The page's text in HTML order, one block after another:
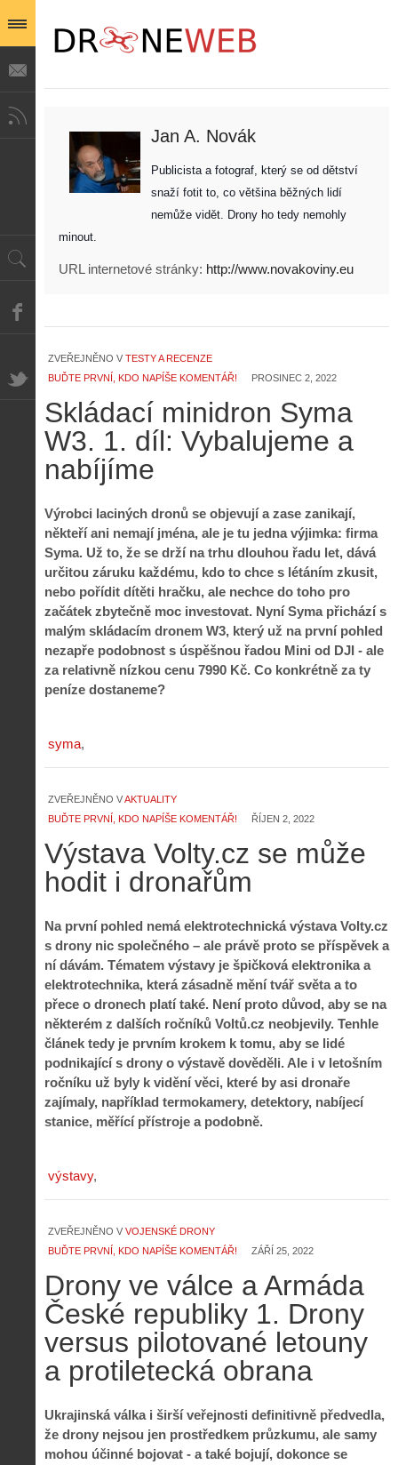
Jan A. Novák
Publicista a fotograf, který se od dětství
snaží fotit to, co většina běžných lidí
nemůže vidět. Drony ho tedy nemohly
minout.
URL internetové stránky: http://www.novakoviny.eu
ZVEŘEJNĚNO V TESTY A RECENZE
BUĎTE PRVNÍ, KDO NAPÍŠE KOMENTÁŘ!
PROSINEC 2, 2022
Skládací minidron Syma
W3. 1. díl: Vybalujeme a
nabíjíme
Výrobci laciných dronů se objevují a zase zanikají,
někteří ani nemají jména, ale je tu jedna výjimka: firma
Syma. Už to, že se drží na trhu dlouhou řadu let, dává
určitou záruku každému, kdo to chce s létáním zkusit,
nebo pořídit dítěti hračku, ale nechce do toho pro
začátek zbytečně moc investovat. Nyní Syma přichází s
malým skládacím dronem W3, který už na první pohled
nezapře podobnost s úspěšnou řadou Mini od DJI - ale
za relativně nízkou cenu 7990 Kč. Co konkrétně za ty
peníze dostaneme?
syma
ZVEŘEJNĚNO VAKTUALITY
BUĎTE PRVNÍ, KDO NAPÍŠE KOMENTÁŘ!
ŘÍJEN 2, 2022
Výstava Volty.cz se může
hodit i dronařům
Na první pohled nemá elektrotechnická výstava Volty.cz
s drony nic společného – ale právě proto se příspěvek a
ní dávám. Tématem výstavy je špičková elektronika a
elektrotechnika, která zásadně mění tvář světa a to
přece o dronech platí také. Není proto důvod, aby se na
některém z dalších ročníků Voltů.cz neobjevily. Tenhle
článek tedy je prvním krokem k tomu, aby se lidé
podnikající s drony o výstavě dověděli. Ale i v letošním
ročníku už byly k vidění věci, které by asi dronaře
zajímaly, například termokamery, detektory, nabíjecí
stanice, měřící přístroje a podobně.
výstavy
ZVEŘEJNĚNO V VOJENSKÉ DRONY
BUĎTE PRVNÍ, KDO NAPÍŠE KOMENTÁŘ!
ZÁŘÍ 25, 2022
Drony ve válce a Armáda
České republiky 1. Drony
versus pilotované letouny
a protiletecká obrana
Ukrajinská válka i širší veřejnosti definitivně předvedla,
že drony nejsou jen prostředkem průzkumu, ale samy
mohou účinné bojovat - a také bojují, dokonce se